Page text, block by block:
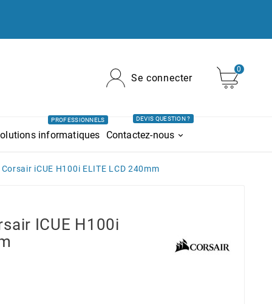
Se connecter
0
informatiques
PROFESSIONNELS
Contactez-nous
DEVIS QUESTION ?
iCUE H100i ELITE LCD 240mm
ICUE H100i